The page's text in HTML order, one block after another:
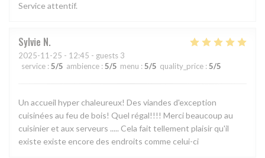
Service attentif.
Sylvie N
2025-11-25 - 12:45 - guests 3
service : 5/5 ambience : 5/5 menu : 5/5 quality_price : 5/5
Un accueil hyper chaleureux! Des viandes d'exception
cuisinées au feu de bois! Quel régal!!!! Merci beaucoup au
cuisinier et aux serveurs ..... Cela fait tellement plaisir qu'il
existe existe encore des endroits comme celui-ci